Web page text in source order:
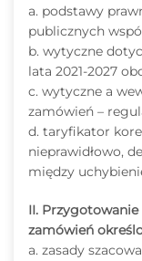
a. podstawy
publicznych
b. wytyczne
lata 2021-2027
c. wytyczne a
zamówień –
d. taryfikator
nieprawidłowo,
między
II.
zamówień
a. zasady